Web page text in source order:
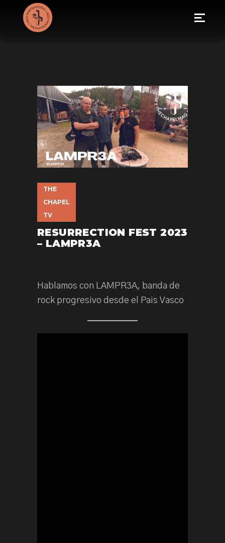
THE
CHAPEL
TV
RESURRECTION FEST 2023
– LAMPR3A
Hablamos con LAMPR3A, banda de
rock progresivo desde el Pais Vasco